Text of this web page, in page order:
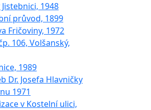
Jistebnici, 1948
průvod, 1899
Fričoviny, 1972
106, Volšanský,
1989
Dr. Josefa Hlavničky
1971
v Kostelní ulici,